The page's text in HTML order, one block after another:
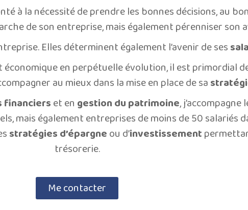
à la nécessité de prendre les bonnes décisions, au
de son entreprise, mais également pérenniser son
Elles déterminent également l’avenir de ses
en perpétuelle évolution, il est primordial
au mieux dans la mise en place de sa
financierset en gestion du patrimoine,
mais également entreprises de moins de 50 salariés
stratégies d’épargneou d’investissement
trésorerie.
Me contacter